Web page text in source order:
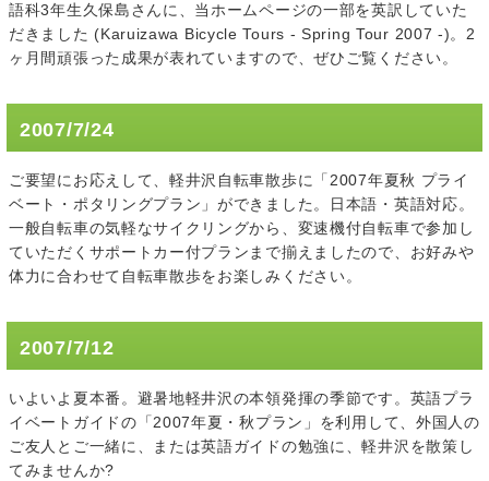
語科3年生久保島さんに、当ホームページの一部を英訳していた
だきました (Karuizawa Bicycle Tours - Spring Tour 2007 -)。2
ヶ月間頑張った成果が表れていますので、ぜひご覧ください。
2007/7/24
ご要望にお応えして、軽井沢自転車散歩に「2007年夏秋 プライ
ベート・ポタリングプラン」ができました。日本語・英語対応。
一般自転車の気軽なサイクリングから、変速機付自転車で参加し
ていただくサポートカー付プランまで揃えましたので、お好みや
体力に合わせて自転車散歩をお楽しみください。
2007/7/12
いよいよ夏本番。避暑地軽井沢の本領発揮の季節です。英語プラ
イベートガイドの「2007年夏・秋プラン」を利用して、外国人の
ご友人とご一緒に、または英語ガイドの勉強に、軽井沢を散策し
てみませんか?